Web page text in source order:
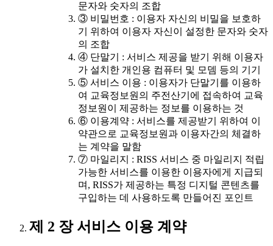
문자와 숫자의 조합
③ 비밀번호 : 이용자 자신의 비밀을 보호하
기 위하여 이용자 자신이 설정한 문자와 숫자
의 조합
④ 단말기 : 서비스 제공을 받기 위해 이용자
가 설치한 개인용 컴퓨터 및 모뎀 등의 기기
⑤ 서비스 이용 : 이용자가 단말기를 이용하
여 교육정보원의 주전산기에 접속하여 교육
정보원이 제공하는 정보를 이용하는 것
⑥ 이용계약 : 서비스를 제공받기 위하여 이
약관으로 교육정보원과 이용자간의 체결하
는 계약을 말함
⑦ 마일리지 : RISS 서비스 중 마일리지 적립
가능한 서비스를 이용한 이용자에게 지급되
며, RISS가 제공하는 특정 디지털 콘텐츠를
구입하는 데 사용하도록 만들어진 포인트
제 2 장 서비스 이용 계약